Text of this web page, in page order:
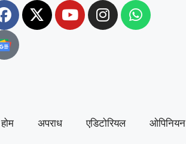
होम अपराध एडिटोरियल ओपिनियन